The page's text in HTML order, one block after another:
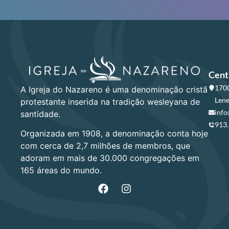
A Igreja do Nazareno é uma denominação cristã
protestante inserida na tradição wesleyana de
santidade.
Organizada em 1908, a denominação conta hoje
com cerca de 2,7 milhões de membros, que
adoram em mais de 30.000 congregações em
165 áreas do mundo.